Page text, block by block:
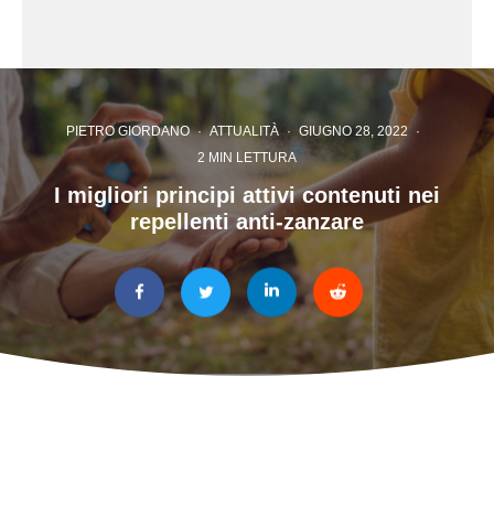
PIETRO GIORDANO · ATTUALITÀ · GIUGNO 28, 2022 ·
2 MIN LETTURA
I migliori principi attivi contenuti nei
repellenti anti-zanzare